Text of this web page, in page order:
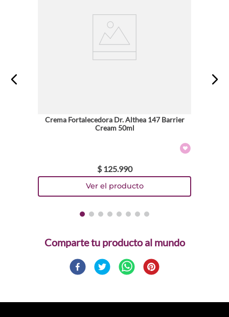
Crema Fortalecedora Dr. Althea 147 Barrier
Cream 50ml
$ 125.990
Comparte